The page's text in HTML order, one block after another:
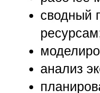
сводный
анализ